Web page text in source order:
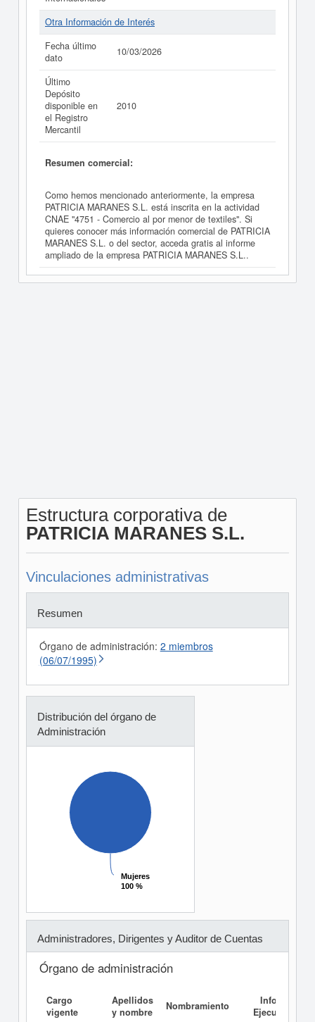
Otra Información de Interés
Fecha último
dato
10/03/2026
Último
Depósito
disponible en
el Registro
Mercantil
2010
Resumen comercial:
Como hemos mencionado anteriormente, la empresa
PATRICIA MARANES S.L. está inscrita en la actividad
CNAE "4751 - Comercio al por menor de textiles". Si
quieres conocer más información comercial de PATRICIA
MARANES S.L. o del sector, acceda gratis al informe
ampliado de la empresa PATRICIA MARANES S.L..
Estructura corporativa de
PATRICIA MARANES S.L.
Vinculaciones administrativas
Resumen
Órgano de administración: 2 miembros
(06/07/1995)
Distribución del órgano de
Administración
Mujeres
100 %
Mujeres
100 %
Administradores, Dirigentes y Auditor de Cuentas
Órgano de administración
Cargo
vigente
Apellidos
y nombre
Nombramiento
Informe
Ejecutivo